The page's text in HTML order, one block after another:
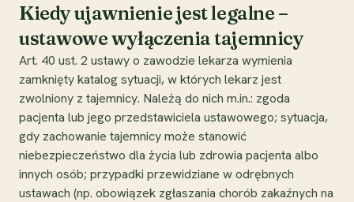
Kiedy ujawnienie jest legalne –
ustawowe wyłączenia tajemnicy
Art. 40 ust. 2 ustawy o zawodzie lekarza wymienia
zamknięty katalog sytuacji, w których lekarz jest
zwolniony z tajemnicy. Należą do nich m.in.: zgoda
pacjenta lub jego przedstawiciela ustawowego; sytuacja,
gdy zachowanie tajemnicy może stanowić
niebezpieczeństwo dla życia lub zdrowia pacjenta albo
innych osób; przypadki przewidziane w odrębnych
ustawach (np. obowiązek zgłaszania chorób zakaźnych na